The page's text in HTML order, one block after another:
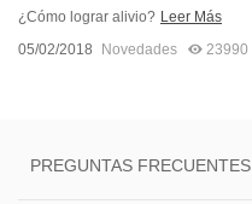
¿Cómo lograr alivio? Leer Más
05/02/2018
Novedades 23990
PREGUNTAS FRECUENTES